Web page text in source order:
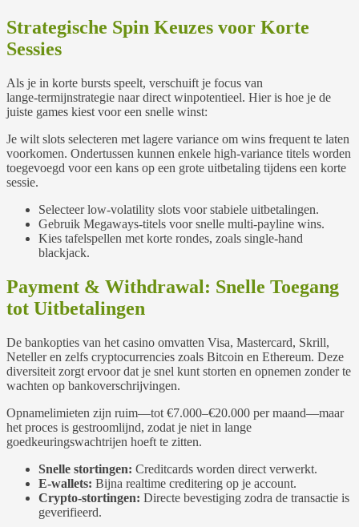
Strategische Spin Keuzes voor Korte
Sessies
Als je in korte bursts speelt, verschuift je focus van
lange‑termijnstrategie naar direct winpotentieel. Hier is hoe je de
juiste games kiest voor een snelle winst:
Je wilt slots selecteren met lagere variance om wins frequent te laten
voorkomen. Ondertussen kunnen enkele high‑variance titels worden
toegevoegd voor een kans op een grote uitbetaling tijdens een korte
sessie.
Selecteer low‑volatility slots voor stabiele uitbetalingen.
Gebruik Megaways-titels voor snelle multi‑payline wins.
Kies tafelspellen met korte rondes, zoals single‑hand
blackjack.
Payment & Withdrawal: Snelle Toegang
tot Uitbetalingen
De bankopties van het casino omvatten Visa, Mastercard, Skrill,
Neteller en zelfs cryptocurrencies zoals Bitcoin en Ethereum. Deze
diversiteit zorgt ervoor dat je snel kunt storten en opnemen zonder te
wachten op bankoverschrijvingen.
Opnamelimieten zijn ruim—tot €7.000–€20.000 per maand—maar
het proces is gestroomlijnd, zodat je niet in lange
goedkeuringswachtrijen hoeft te zitten.
Snelle stortingen: Creditcards worden direct verwerkt.
E‑wallets: Bijna realtime creditering op je account.
Crypto‑stortingen: Directe bevestiging zodra de transactie is
geverifieerd.